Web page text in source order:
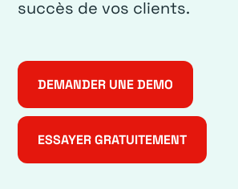
succès de vos clients.
DEMANDER UNE DEMO
ESSAYER GRATUITEMENT